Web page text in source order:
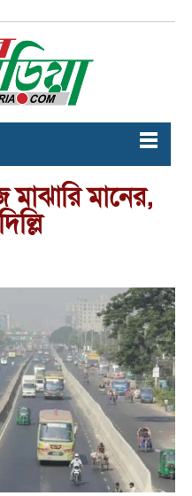
মানের,